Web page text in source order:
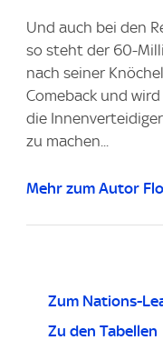
Und auch bei den
so steht der 60-
nach seiner
Comeback und
die
zu machen...
Mehr zum Autor
Zum Nations-
Zu den Tabellen